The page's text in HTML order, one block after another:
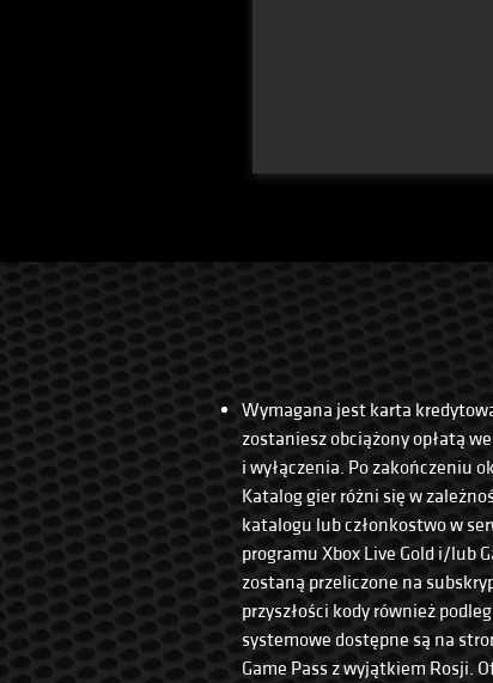
Wymagana jest karta
zostaniesz obciążony opłatą
i wyłączenia. Po zakończeniu
Katalog gier różni się w
katalogu lub członkostwo w
programu Xbox Live Gold i/lub
zostaną przeliczone na
przyszłości kody również
systemowe dostępne są na
Game Pass z wyjątkiem Rosji.